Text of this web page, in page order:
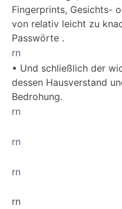
Fingerprints, Gesichts-
von relativ leicht zu
Passwörte .
rn
• Und schließlich der
dessen Hausverstand
Bedrohung.
rn
rn
rn
rn